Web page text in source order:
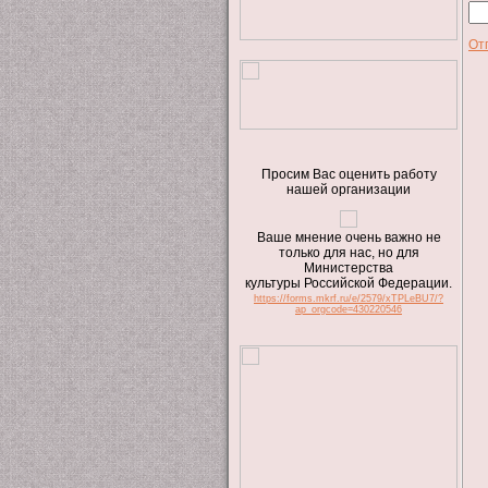
Просим Вас оценить работу
нашей организации
Ваше мнение очень важно не
только для нас, но для
Министерства
культуры Российской Федерации.
https://forms.mkrf.ru/e/2579/xTPLeBU7/?
ap_orgcode=430220546